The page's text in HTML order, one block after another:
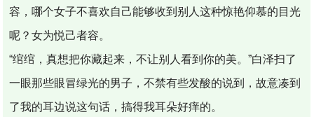
容，哪个女子不喜欢自己能够收到别人这种惊艳仰慕的目光
呢？女为悦己者容。
“绾绾，真想把你藏起来，不让别人看到你的美。”白泽扫了
一眼那些眼冒绿光的男子，不禁有些发酸的说到，故意凑到
了我的耳边说这句话，搞得我耳朵好痒的。